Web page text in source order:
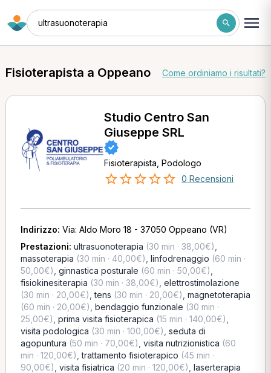
ultrasuonoterapia
Fisioterapista a Oppeano Come ordiniamo i risultati?
Studio Centro San
Giuseppe SRL
Fisioterapista, Podologo
0 Recensioni
Indirizzo: Via: Aldo Moro 18 - 37050 Oppeano (VR)
Prestazioni: ultrasuonoterapia (30 min · 38,00€)
massoterapia (30 min · 40,00€) linfodrenaggio (60 min ·
50,00€) ginnastica posturale (60 min · 50,00€)
fisiokinesiterapia (30 min · 38,00€) elettrostimolazione
(30 min · 20,00€) ,tens (30 min · 20,00€) magnetoterapia
(60 min · 20,00€) bendaggio funzionale (30 min ·
25,00€) prima visita fisioterapica (15 min · 140,00€)
visita podologica (30 min · 100,00€) seduta di
agopuntura (50 min · 70,00€) visita nutrizionistica (60
min · 120,00€) ,trattamento fisioterapico (45 min ·
90,00€) visita fisiatrica (20 min · 120,00€) laserterapia